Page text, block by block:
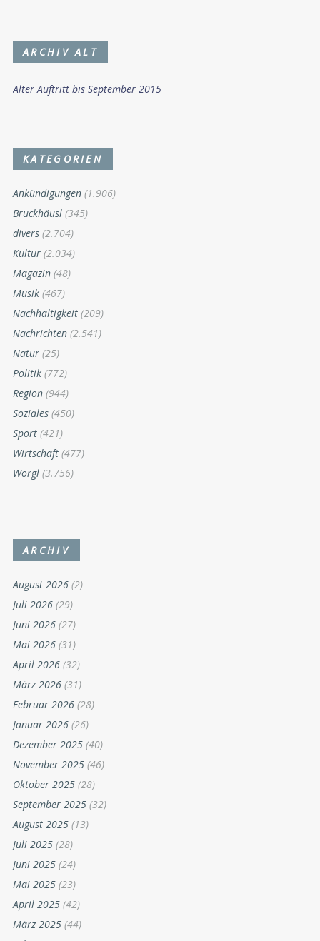
ARCHIV ALT
Alter Auftritt bis September 2015
KATEGORIEN
Ankündigungen (1.906)
Bruckhäusl (345)
divers (2.704)
Kultur (2.034)
Magazin (48)
Musik (467)
Nachhaltigkeit (209)
Nachrichten (2.541)
Natur (25)
Politik (772)
Region (944)
Soziales (450)
Sport (421)
Wirtschaft (477)
Wörgl (3.756)
ARCHIV
August 2026 (2)
Juli 2026 (29)
Juni 2026 (27)
Mai 2026 (31)
April 2026 (32)
März 2026 (31)
Februar 2026 (28)
Januar 2026 (26)
Dezember 2025 (40)
November 2025 (46)
Oktober 2025 (28)
September 2025 (32)
August 2025 (13)
Juli 2025 (28)
Juni 2025 (24)
Mai 2025 (23)
April 2025 (42)
März 2025 (44)